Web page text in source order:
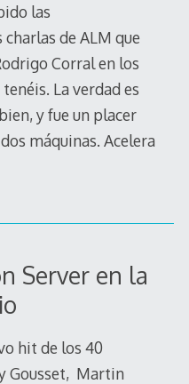
las
de ALM que
Corral en los
La verdad es
y fue un placer
máquinas. Acelera
Server en la
hit de los 40
Gousset, Martin